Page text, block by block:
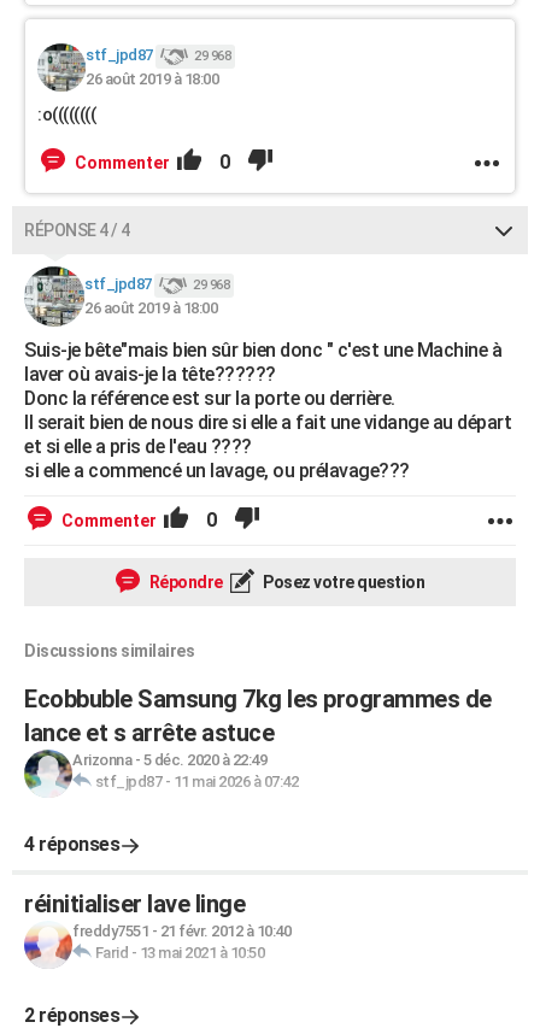
stf_jpd87 29 968
26 août 2019 à 18:00
:o((((((((
Commenter 0
RÉPONSE 4 / 4
stf_jpd87 29 968
26 août 2019 à 18:00
Suis-je bête"mais bien sûr bien donc " c'est une Machine à
laver où avais-je la tête??????
Donc la référence est sur la porte ou derrière.
Il serait bien de nous dire si elle a fait une vidange au départ
et si elle a pris de l'eau ????
si elle a commencé un lavage, ou prélavage???
Commenter 0
Répondre Posez votre question
Discussions similaires
Ecobbuble Samsung 7kg les programmes de
lance et s arrête astuce
Arizonna- 5 déc. 2020 à 22:49
stf_jpd87- 11 mai 2026 à 07:42
4 réponses
réinitialiser lave linge
freddy7551 - 21 févr. 2012 à 10:40
Farid - 13 mai 2021 à 10:50
2 réponses